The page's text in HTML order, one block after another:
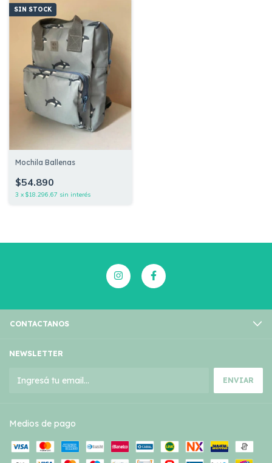
SIN STOCK
Mochila Ballenas
$54.890
3 x $18.296,67 sin interés
CONTACTANOS
NEWSLETTER
Medios de pago